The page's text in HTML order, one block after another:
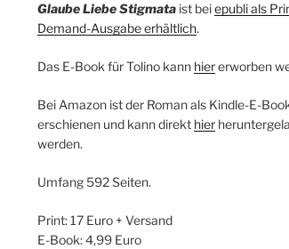
Glaube Liebe Stigmataist beiepubli als
Demand-Ausgabe erhältlich.
Das E-Book für Tolino kann hiererworben
Bei Amazon ist der Roman als Kindle-E-
erschienen und kann direkt hier
werden.
Umfang 592 Seiten.
Print: 17 Euro + Versand
E-Book: 4,99 Euro